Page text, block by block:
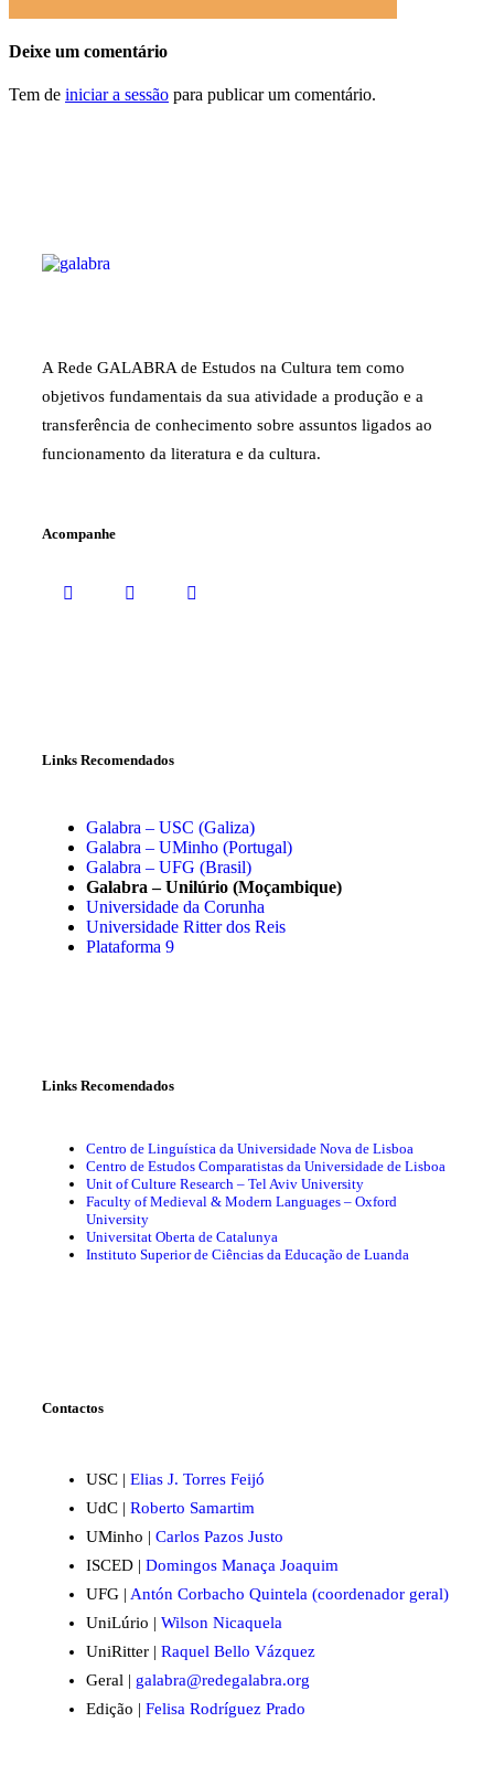
Deixe um comentário
Tem de iniciar a sessão para publicar um comentário.
A Rede GALABRA de Estudos na Cultura tem como
objetivos fundamentais da sua atividade a produção e a
transferência de conhecimento sobre assuntos ligados ao
funcionamento da literatura e da cultura.
Acompanhe
Links Recomendados
Galabra – USC (Galiza)
Galabra – UMinho (Portugal)
Galabra – UFG (Brasil)
Galabra – Unilúrio (Moçambique)
Universidade da Corunha
Universidade Ritter dos Reis
Plataforma 9
Links Recomendados
Centro de Linguística da Universidade Nova de Lisboa
Centro de Estudos Comparatistas da Universidade de Lisboa
Unit of Culture Research – Tel Aviv University
Faculty of Medieval & Modern Languages – Oxford
University
Universitat Oberta de Catalunya
Instituto Superior de Ciências da Educação de Luanda
Contactos
USC | Elias J. Torres Feijó
UdC | Roberto Samartim
UMinho | Carlos Pazos Justo
ISCED | Domingos Manaça Joaquim
UFG | Antón Corbacho Quintela (coordenador geral)
UniLúrio | Wilson Nicaquela
UniRitter | Raquel Bello Vázquez
Geral | galabra@redegalabra.org
Edição | Felisa Rodríguez Prado